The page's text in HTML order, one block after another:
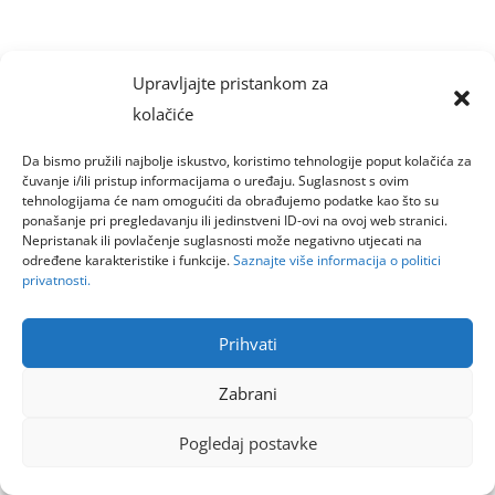
Upravljajte pristankom za
kolačiće
Da bismo pružili najbolje iskustvo, koristimo tehnologije poput kolačića za
čuvanje i/ili pristup informacijama o uređaju. Suglasnost s ovim
tehnologijama će nam omogućiti da obrađujemo podatke kao što su
ponašanje pri pregledavanju ili jedinstveni ID-ovi na ovoj web stranici.
Nepristanak ili povlačenje suglasnosti može negativno utjecati na
određene karakteristike i funkcije.Saznajte više informacija o politici
privatnosti.
Prihvati
Zabrani
Pogledaj postavke